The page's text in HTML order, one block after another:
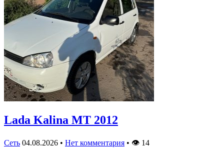
Lada Kalina МТ 2012
Сеть 04.08.2026 • Нет комментария • 👁 14